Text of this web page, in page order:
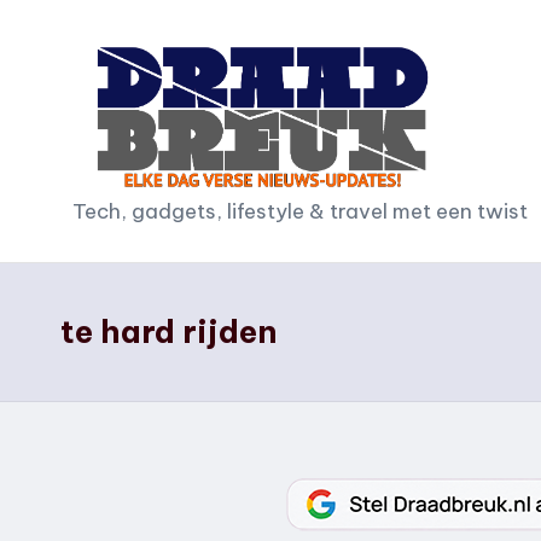
D
r
a
d
Tech, gadgets, lifestyle & travel met een twist
te hard rijden